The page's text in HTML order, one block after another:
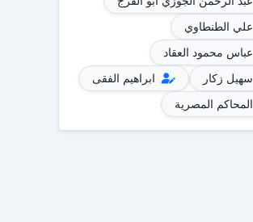
علي الطنطاوي
عباس محمود العقاد
سهيل زكار
ابراهيم الفقى
المحاكم المصرية